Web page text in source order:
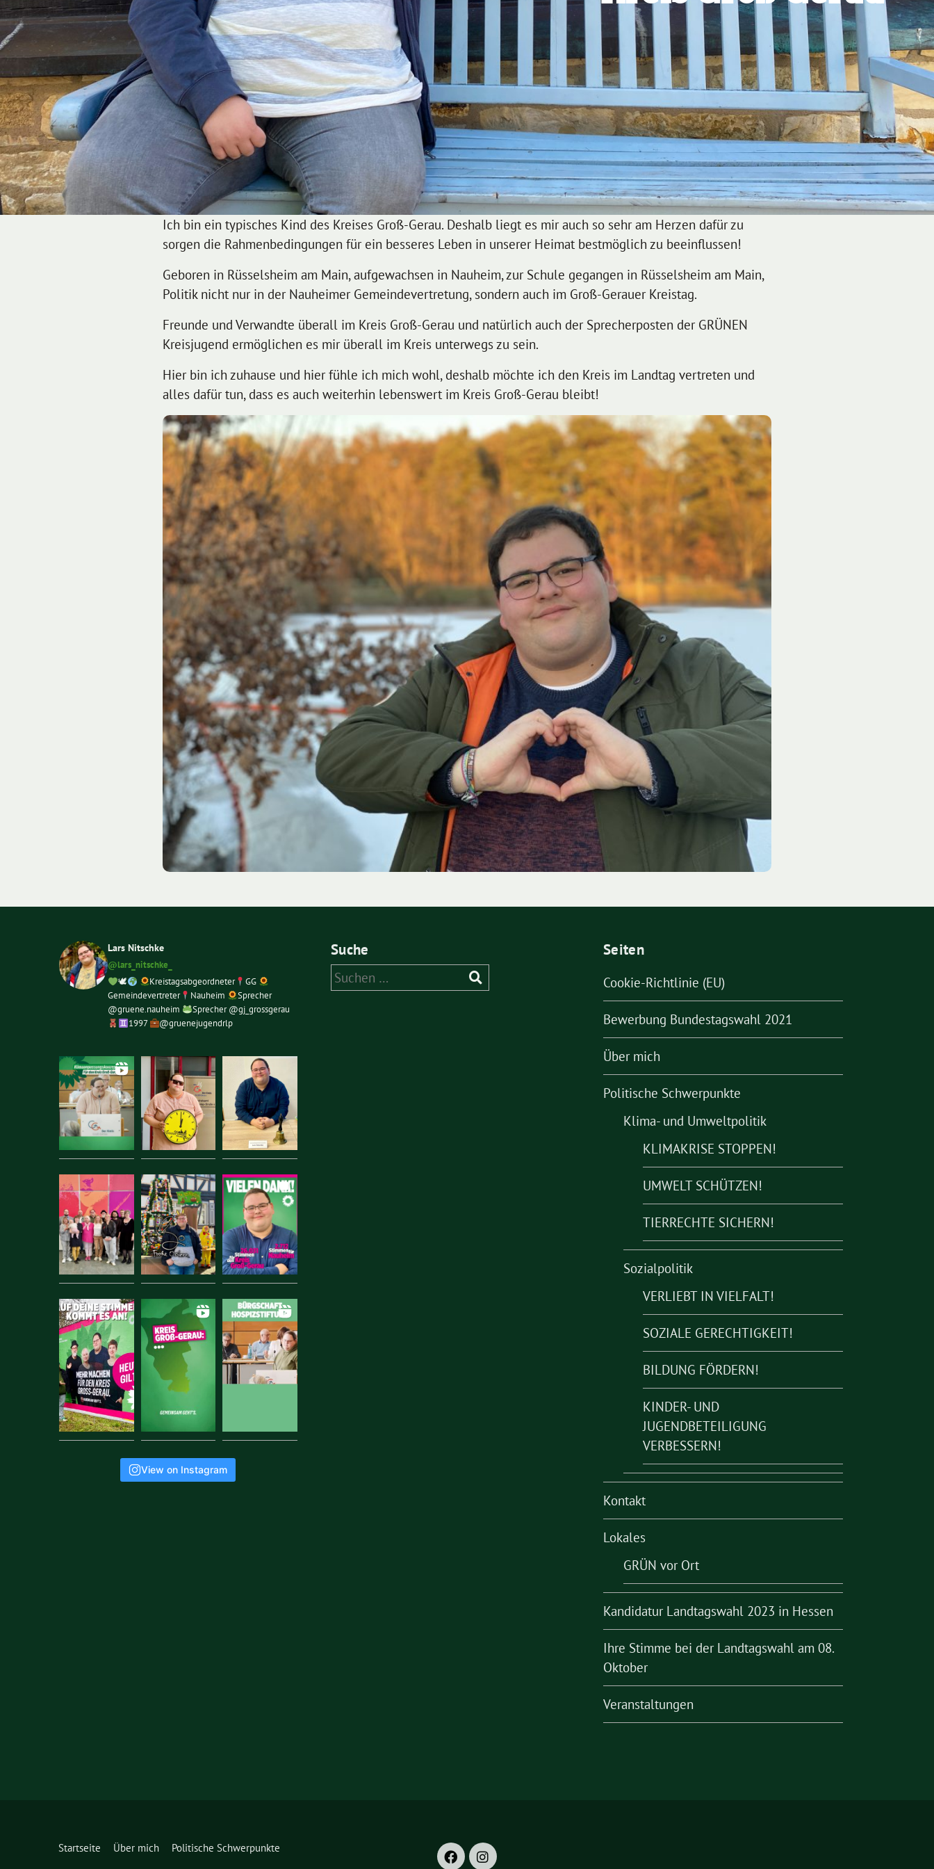
Ich bin ein typisches Kind des Kreises Groß-Gerau. Deshalb liegt es mir auch so sehr am Herzen dafür zu
sorgen die Rahmenbedingungen für ein besseres Leben in unserer Heimat bestmöglich zu beeinflussen!
Geboren in Rüsselsheim am Main, aufgewachsen in Nauheim, zur Schule gegangen in Rüsselsheim am Main,
Politik nicht nur in der Nauheimer Gemeindevertretung, sondern auch im Groß-Gerauer Kreistag.
Freunde und Verwandte überall im Kreis Groß-Gerau und natürlich auch der Sprecherposten der GRÜNEN
Kreisjugend ermöglichen es mir überall im Kreis unterwegs zu sein.
Hier bin ich zuhause und hier fühle ich mich wohl, deshalb möchte ich den Kreis im Landtag vertreten und
alles dafür tun, dass es auch weiterhin lebenswert im Kreis Groß-Gerau bleibt!
Lars Nitschke
@lars_nitschke_
🕊
Kreistagsabgeordneter
GG
Gemeindevertreter
Nauheim
Sprecher
@gruene.nauheim
Sprecher @gj_grossgerau
1997
@gruenejugendrlp
View on Instagram
Suche
Suchen
nach:
Seiten
Cookie-Richtlinie (EU)
Bewerbung Bundestagswahl 2021
Über mich
Politische Schwerpunkte
Klima- und Umweltpolitik
KLIMAKRISE STOPPEN!
UMWELT SCHÜTZEN!
TIERRECHTE SICHERN!
Sozialpolitik
VERLIEBT IN VIELFALT!
SOZIALE GERECHTIGKEIT!
BILDUNG FÖRDERN!
KINDER- UND
JUGENDBETEILIGUNG
VERBESSERN!
Kontakt
Lokales
GRÜN vor Ort
Kandidatur Landtagswahl 2023 in Hessen
Ihre Stimme bei der Landtagswahl am 08.
Oktober
Veranstaltungen
Startseite Über mich
Politische Schwerpunkte